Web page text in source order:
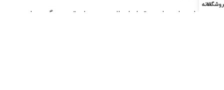
داده های ساده مرتبط با سلامت سم برای تصمیم گیری‌های
خانه